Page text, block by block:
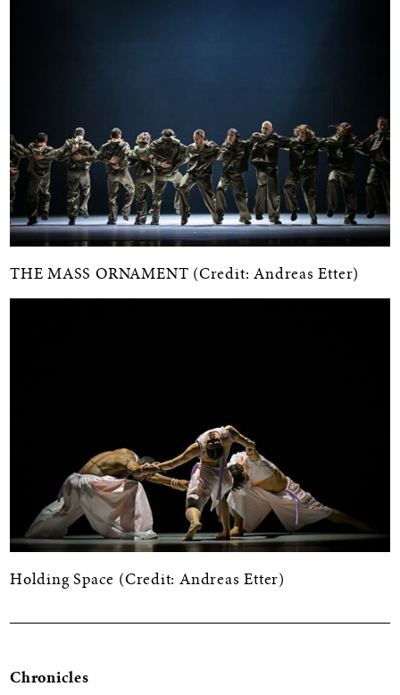
THE MASS ORNAMENT (Credit: Andreas Etter)
Holding Space (Credit: Andreas Etter)
Chronicles